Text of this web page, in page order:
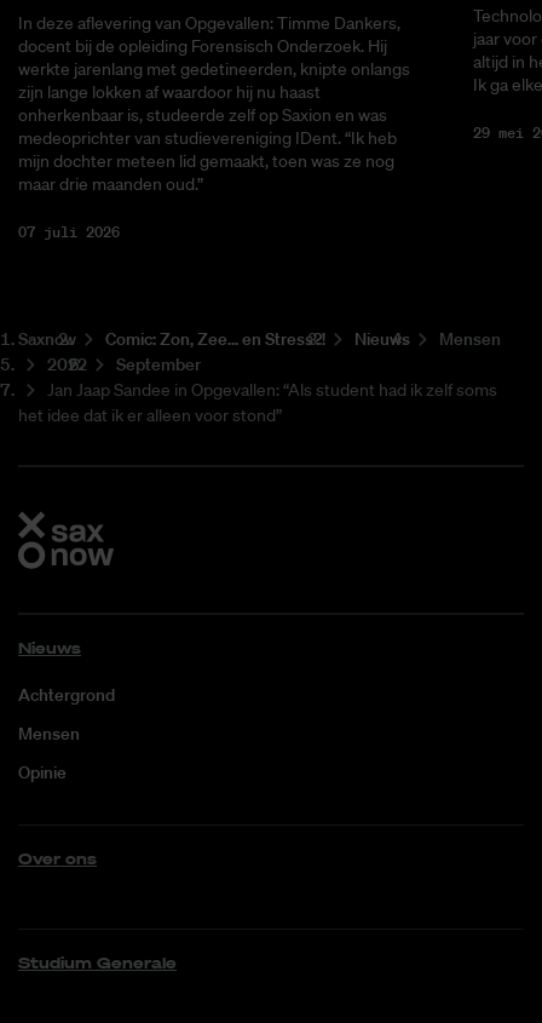
In deze aflevering van Opgevallen: Timme Dankers,
docent bij de opleiding Forensisch Onderzoek. Hij
werkte jarenlang met gedetineerden, knipte onlangs
zijn lange lokken af waardoor hij nu haast
onherkenbaar is, studeerde zelf op Saxion en was
medeoprichter van studievereniging IDent. “Ik heb
mijn dochter meteen lid gemaakt, toen was ze nog
maar drie maanden oud.”
07 juli 2026
jaar
altijd in
Ik ga
29 mei
Saxnow Co­mic: Zon, Zee... en Stress?! Nieuws
Mensen
2022
September
Jan Jaap Sandee in Opgevallen: “Als student had ik zelf soms
het idee dat ik er alleen voor stond”
Nieuws
Achtergrond
Mensen
Opinie
Over ons
Studium Generale